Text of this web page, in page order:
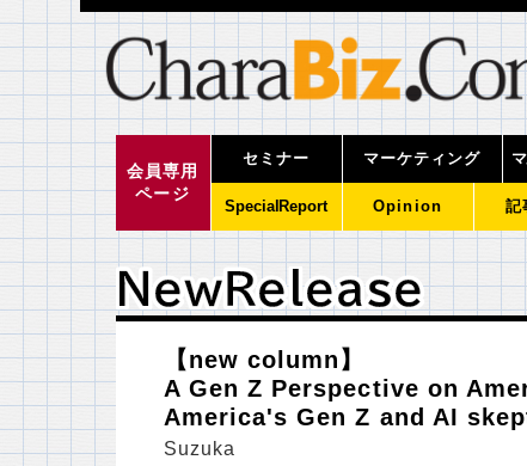
会員専用
ページ
セミナー マーケティング
SpecialReport Opinion 記
ＮｅｗＲｅｌｅａｓｅ
ＮｅｗＲｅｌｅａｓｅ
【new column】
A Gen Z Perspective on
America's Gen Z and AI
Suzuka